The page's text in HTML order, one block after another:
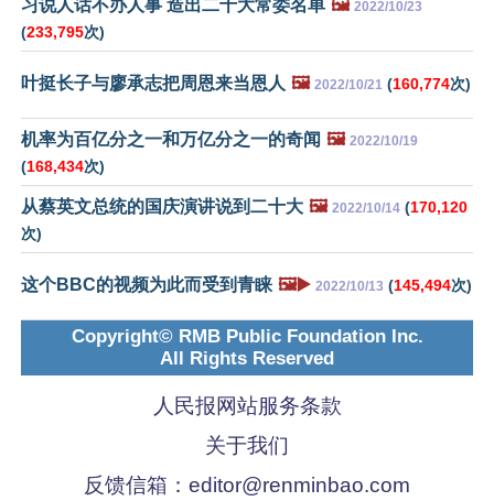
习说人话不办人事 造出二十大常委名单 🖼️ 2022/10/23
(233,795次)
叶挺长子与廖承志把周恩来当恩人 🖼️ 2022/10/21 (160,774次)
机率为百亿分之一和万亿分之一的奇闻 🖼️ 2022/10/19
(168,434次)
从蔡英文总统的国庆演讲说到二十大 🖼️ 2022/10/14 (170,120
次)
这个BBC的视频为此而受到青睐 🖼️▶️ 2022/10/13 (145,494次)
Copyright© RMB Public Foundation Inc.
All Rights Reserved
人民报网站服务条款
关于我们
反馈信箱： editor@renminbao.com